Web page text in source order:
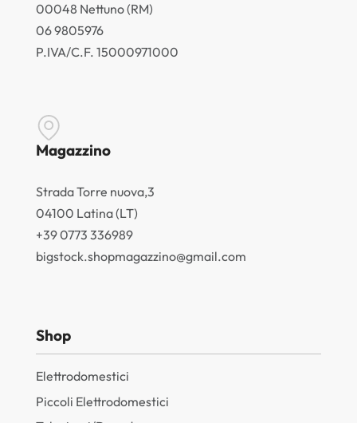
00048 Nettuno (RM)
06 9805976
P.IVA/C.F. 15000971000
Magazzino
Strada Torre nuova,3
04100 Latina (LT)
+39 0773 336989
bigstock.shopmagazzino@gmail.com
Shop
Elettrodomestici
Piccoli Elettrodomestici